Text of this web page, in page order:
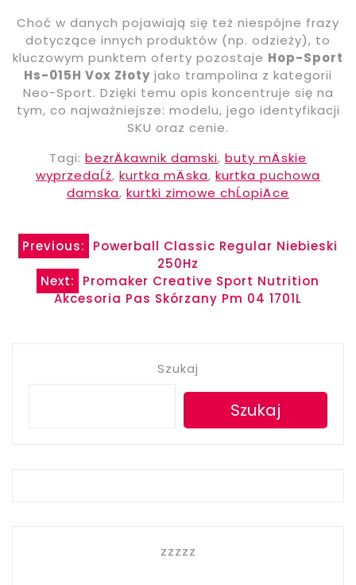
Choć w danych pojawiają się też niespójne frazy
dotyczące innych produktów (np. odzieży), to
kluczowym punktem oferty pozostaje Hop-Sport
Hs-015H Vox Złoty jako trampolina z kategorii
Neo-Sport. Dzięki temu opis koncentruje się na
tym, co najważniejsze: modelu, jego identyfikacji
SKU oraz cenie.
Tagi: bezrÄkawnik damski, buty mÄskie
wyprzedaĹź, kurtka mÄska, kurtka puchowa
damska, kurtki zimowe chĹopiÄce
Nawigacja
wpisu
Previous:
Powerball Classic Regular Niebieski
250Hz
Next:
Promaker Creative Sport Nutrition
Akcesoria Pas Skórzany Pm 04 1701L
Szukaj
Szukaj
zzzzz